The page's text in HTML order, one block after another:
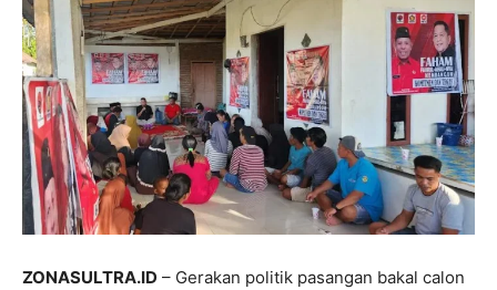
ZONASULTRA.ID – Gerakan politik pasangan bakal calon